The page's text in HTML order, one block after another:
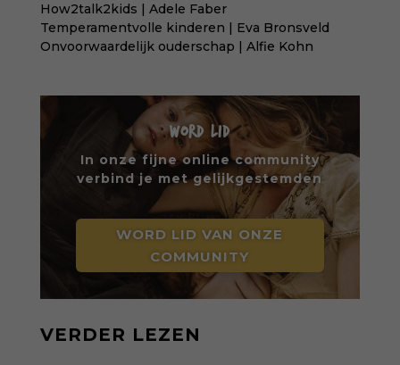
How2talk2kids | Adele Faber
Temperamentvolle kinderen | Eva Bronsveld
Onvoorwaardelijk ouderschap | Alfie Kohn
WORD LID
In onze fijne online community
verbind je met gelijkgestemden
WORD LID VAN ONZE
COMMUNITY
VERDER LEZEN